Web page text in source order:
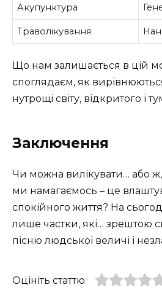
Акупунктура
Траволікування
Що нам залишається в цій
споглядаєм, як
нутрощі світу, відкритого і
Заключення
Чи можна вилікувати… або
ми намагаємось – це
спокійного життя? На
лише частки, які… зрештою
пісню людської величі і
Оцініть статтю